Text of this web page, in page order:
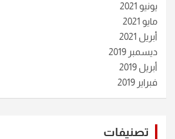
يونيو 2021
مايو 2021
أبريل 2021
ديسمبر 2019
أبريل 2019
فبراير 2019
تصنيفات